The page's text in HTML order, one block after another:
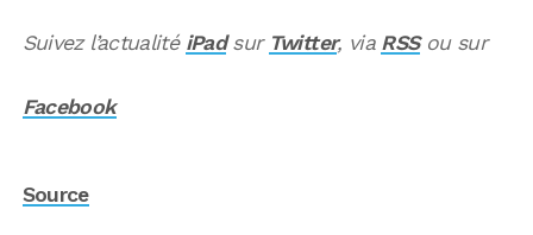
Suivez l’actualité iPadsur Twitter, via RSSou sur
Facebook
Source